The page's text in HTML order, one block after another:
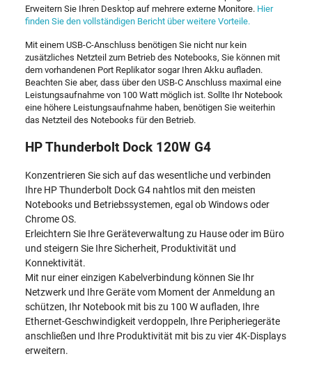
Erweitern Sie Ihren Desktop auf mehrere externe Monitore. Hier
finden Sie den vollständigen Bericht über weitere Vorteile.
Mit einem USB-C-Anschluss benötigen Sie nicht nur kein
zusätzliches Netzteil zum Betrieb des Notebooks, Sie können mit
dem vorhandenen Port Replikator sogar Ihren Akku aufladen.
Beachten Sie aber, dass über den USB-C Anschluss maximal eine
Leistungsaufnahme von 100 Watt möglich ist. Sollte Ihr Notebook
eine höhere Leistungsaufnahme haben, benötigen Sie weiterhin
das Netzteil des Notebooks für den Betrieb.
HP Thunderbolt Dock 120W G4
Konzentrieren Sie sich auf das wesentliche und verbinden
Ihre HP Thunderbolt Dock G4 nahtlos mit den meisten
Notebooks und Betriebssystemen, egal ob Windows oder
Chrome OS.
Erleichtern Sie Ihre Geräteverwaltung zu Hause oder im Büro
und steigern Sie Ihre Sicherheit, Produktivität und
Konnektivität.
Mit nur einer einzigen Kabelverbindung können Sie Ihr
Netzwerk und Ihre Geräte vom Moment der Anmeldung an
schützen, Ihr Notebook mit bis zu 100 W aufladen, Ihre
Ethernet-Geschwindigkeit verdoppeln, Ihre Peripheriegeräte
anschließen und Ihre Produktivität mit bis zu vier 4K-Displays
erweitern.